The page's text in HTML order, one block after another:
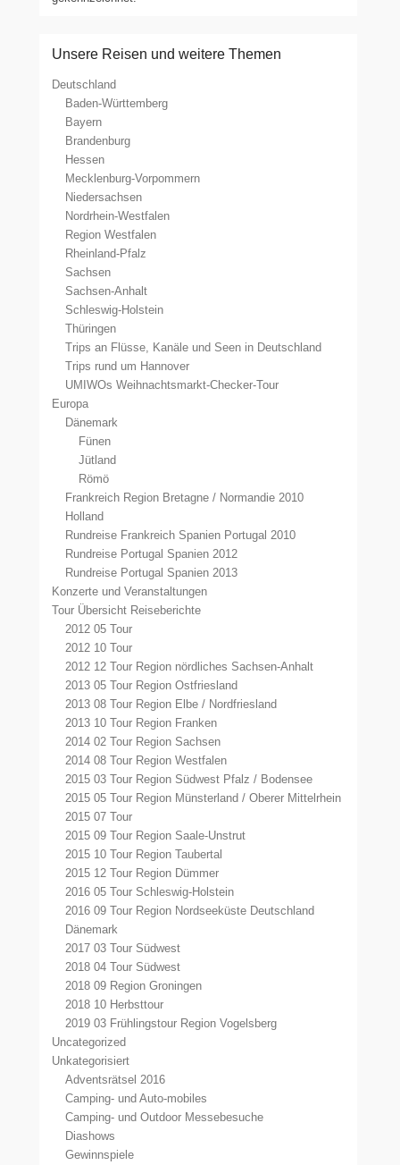
Unsere Reisen und weitere Themen
Deutschland
Baden-Württemberg
Bayern
Brandenburg
Hessen
Mecklenburg-Vorpommern
Niedersachsen
Nordrhein-Westfalen
Region Westfalen
Rheinland-Pfalz
Sachsen
Sachsen-Anhalt
Schleswig-Holstein
Thüringen
Trips an Flüsse, Kanäle und Seen in Deutschland
Trips rund um Hannover
UMIWOs Weihnachtsmarkt-Checker-Tour
Europa
Dänemark
Fünen
Jütland
Römö
Frankreich Region Bretagne / Normandie 2010
Holland
Rundreise Frankreich Spanien Portugal 2010
Rundreise Portugal Spanien 2012
Rundreise Portugal Spanien 2013
Konzerte und Veranstaltungen
Tour Übersicht Reiseberichte
2012 05 Tour
2012 10 Tour
2012 12 Tour Region nördliches Sachsen-Anhalt
2013 05 Tour Region Ostfriesland
2013 08 Tour Region Elbe / Nordfriesland
2013 10 Tour Region Franken
2014 02 Tour Region Sachsen
2014 08 Tour Region Westfalen
2015 03 Tour Region Südwest Pfalz / Bodensee
2015 05 Tour Region Münsterland / Oberer Mittelrhein
2015 07 Tour
2015 09 Tour Region Saale-Unstrut
2015 10 Tour Region Taubertal
2015 12 Tour Region Dümmer
2016 05 Tour Schleswig-Holstein
2016 09 Tour Region Nordseeküste Deutschland
Dänemark
2017 03 Tour Südwest
2018 04 Tour Südwest
2018 09 Region Groningen
2018 10 Herbsttour
2019 03 Frühlingstour Region Vogelsberg
Uncategorized
Unkategorisiert
Adventsrätsel 2016
Camping- und Auto-mobiles
Camping- und Outdoor Messebesuche
Diashows
Gewinnspiele